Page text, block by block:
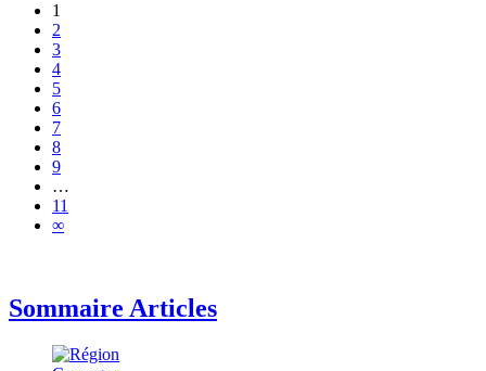
1
2
3
4
5
6
7
8
9
…
11
∞
Sommaire Articles